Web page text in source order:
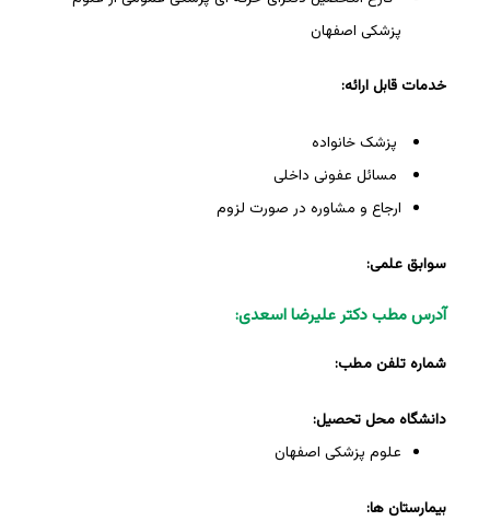
پزشکی اصفهان
خدمات قابل ارائه:
پزشک خانواده
مسائل عفونی داخلی
ارجاع و مشاوره در صورت لزوم
سوابق علمی:
آدرس مطب دکتر علیرضا اسعدی:
شماره تلفن مطب:
دانشگاه محل تحصیل:
علوم پزشکی اصفهان
بیمارستان ها: